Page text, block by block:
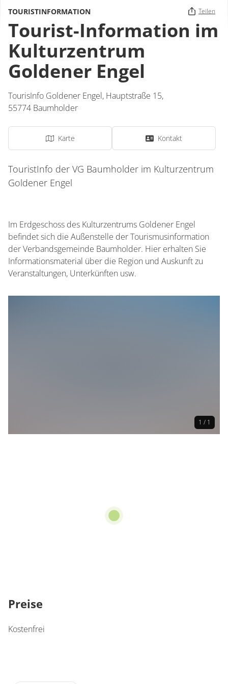
TOURISTINFORMATION Teilen
Tourist-Information im
Kulturzentrum
Goldener Engel
TourisInfo Goldener Engel, Hauptstraße 15,
55774 Baumholder
Karte Kontakt
TouristInfo der VG Baumholder im Kulturzentrum
Goldener Engel
Im Erdgeschoss des Kulturzentrums Goldener Engel
befindet sich die Außenstelle der Tourismusinformation
der Verbandsgemeinde Baumholder. Hier erhalten Sie
Informationsmaterial über die Region und Auskunft zu
Veranstaltungen, Unterkünften usw.
1 / 1
Preise
Kostenfrei